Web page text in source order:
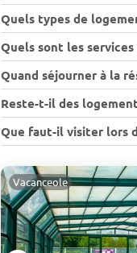
Quels types de
Quels sont les
Quand séjourner à la
Reste-t-il des
Que faut-il visiter lors
Vacanceole